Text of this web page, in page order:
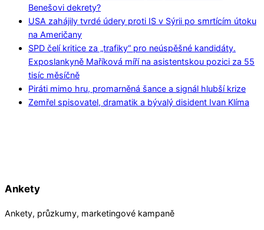
Benešovi dekrety?
USA zahájily tvrdé údery proti IS v Sýrii po smrtícím útoku
na Američany
SPD čelí kritice za „trafiky“ pro neúspěšné kandidáty.
Exposlankyně Maříková míří na asistentskou pozici za 55
tisíc měsíčně
Piráti mimo hru, promarněná šance a signál hlubší krize
Zemřel spisovatel, dramatik a bývalý disident Ivan Klíma
Ankety
Ankety, průzkumy, marketingové kampaně